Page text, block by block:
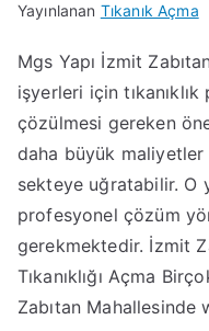
Yayınlanan Tıkanık Açma
Mgs Yapı İzmit
işyerleri için
çözülmesi gereken
daha büyük maliyetler
sekteye uğratabilir. O
profesyonel çözüm
gerekmektedir. İzmit
Tıkanıklığı Açma
Zabıtan Mahallesinde